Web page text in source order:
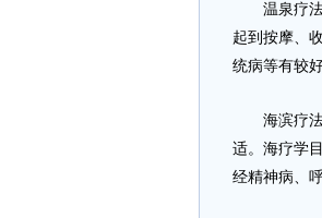
温泉疗法
起到按摩、
统病等有较
海滨疗法
适。海疗学
经精神病、